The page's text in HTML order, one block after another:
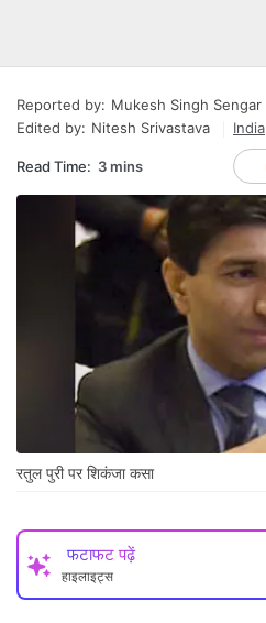
Reported by: Mukesh Singh Sengar
Edited by: Nitesh Srivastava India
Read Time: 3 mins
रतुल पुरी पर शिकंजा कसा
फटाफट पढ़ें
हाइलाइट्स